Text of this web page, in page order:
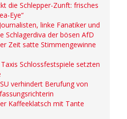
die Schlepper-Zunft: frisches
Eye“
linke Fanatiker und
Schlagerdiva der bösen AfD
Zeit satte Stimmengewinne
Schlossfestspiele setzten
verhindert Berufung von
Kaffeeklatsch mit Tante